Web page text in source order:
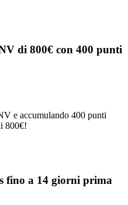
di 800€ con 400 punti
e accumulando 400 punti
800€!
fino a 14 giorni prima